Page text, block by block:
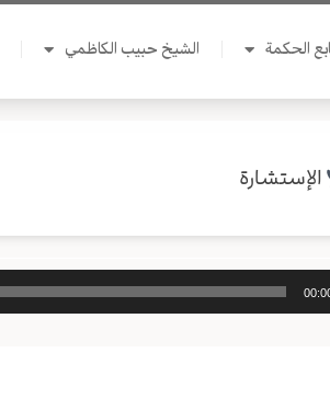
الحكمة الشيخ حبيب الكاظمي
الإستشارة